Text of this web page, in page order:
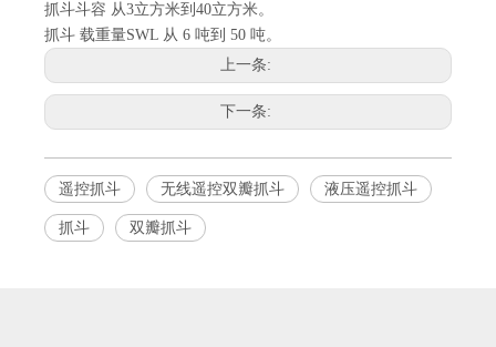
抓斗斗容 从3立方米到40立方米。
抓斗 载重量SWL 从 6 吨到 50 吨。
上一条:
下一条:
遥控抓斗 无线遥控双瓣抓斗 液压遥控抓斗
抓斗 双瓣抓斗